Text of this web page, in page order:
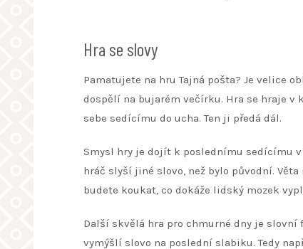
Hra se slovy
Pamatujete na hru Tajná pošta? Je velice
dospělí na bujarém večírku. Hra se hraje v
sebe sedícímu do ucha. Ten ji předá dál.
Smysl hry je dojít k poslednímu sedícímu
hráč slyší jiné slovo, než bylo původní.
budete koukat, co dokáže lidský mozek
Další skvělá hra pro chmurné dny je slovní
vymýšlí slovo na poslední slabiku. Tedy